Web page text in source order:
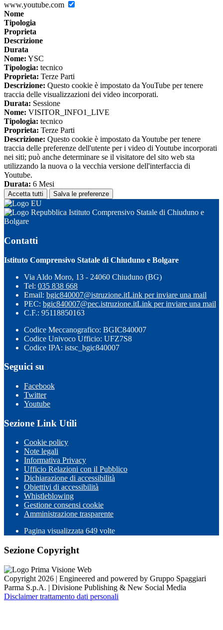
www.youtube.com
Nome
Tipologia
Proprieta
Descrizione
Durata
Nome: YSC
Tipologia: tecnico
Proprieta: Terze Parti
Descrizione: Questo cookie è impostato da YouTube per tenere
traccia delle visualizzazioni dei video incorporati.
Durata: Sessione
Nome: VISITOR_INFO1_LIVE
Tipologia: tecnico
Proprieta: Terze Parti
Descrizione: Questo cookie è impostato da Youtube per tenere
traccia delle preferenze dell'utente per i video di Youtube incorporati
nei siti; può anche determinare se il visitatore del sito web sta
utilizzando la nuova o la vecchia versione dell'interfaccia di
Youtube.
Durata: 6 Mesi
Accetta tutti Salva le preferenze
Istituto Comprensivo Statale di Chiuduno e
Bolgare
Contatti
Istituto Comprensivo Statale di Chiuduno e Bolgare
Via Aldo Moro, 13 - 24060 Chiuduno (BG)
Tel: 035 838 668
Email: bgic840007@istruzione.itLink per inviare una mail
PEC: bgic840007@pec.istruzione.itLink per inviare una mail
C.F.: 95118850163
Codice Meccanografico: BGIC840007
Codice Univoco Ufficio: UFZ7S8
Codice IPA: istsc_bgic840007
Seguici su
Facebook
Twitter
Youtube
Sezione Link Utili
Cookie policy
Note legali
Informativa Privacy
Ufficio Relazioni con il Pubblico
Dichiarazione di accessibilità
Obiettivi di accessibilità
Whistleblowing
Gestione consensi cookie
Amministrazione trasparente
Pagina visualizzata 649 volte
Sezione Copyright
Copyright 2026 | Engineered and powered by Gruppo Spaggiari
Parma S.p.A. | Divisione Publishing & New Social Media
Disclaimer trattamento dati personali